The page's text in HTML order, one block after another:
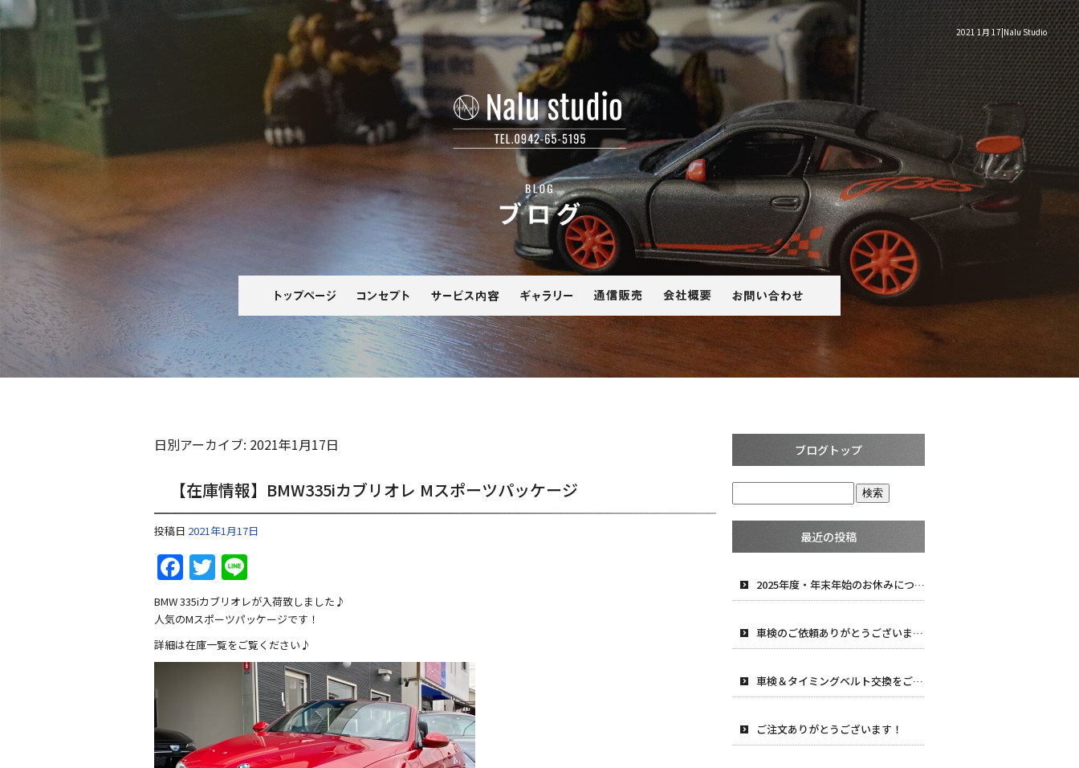
2021 1月 17|Nalu Studio
日別アーカイブ: 2021年1月17日
【在庫情報】BMW335iカブリオレ Mスポーツパッケージ
投稿日 2021年1月17日
F
a
c
e
b
k
T
w
itt
er
n
e
BMW 335iカブリオレが入荷致しました♪
人気のMスポーツパッケージです！
詳細は在庫一覧をご覧ください♪
ブログトップ
最近の投稿
2025年度・年末年始のお休みについて
車検のご依頼ありがとうございます！
車検＆タイミングベルト交換をご依頼頂きました！
ご注文ありがとうございます！